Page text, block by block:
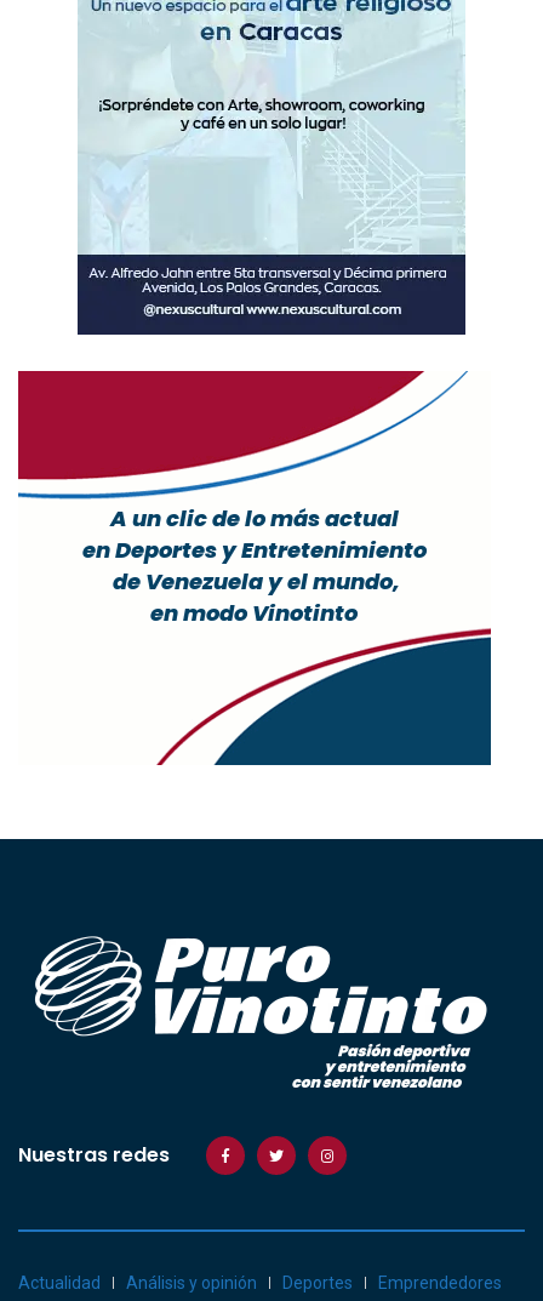
Nuestras redes
Actualidad Análisis y opinión Deportes Emprendedores